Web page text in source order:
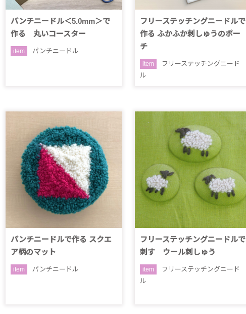
パンチニードル＜5.0mm＞で
作る 丸いコースター
item パンチニードル
フリーステッチングニードルで
作る ふかふか刺しゅうのポー
チ
item
フリーステッチングニード
ル
パンチニードルで作る スクエ
ア柄のマット
item パンチニードル
フリーステッチングニードルで
刺す ウール刺しゅう
item
フリーステッチングニード
ル